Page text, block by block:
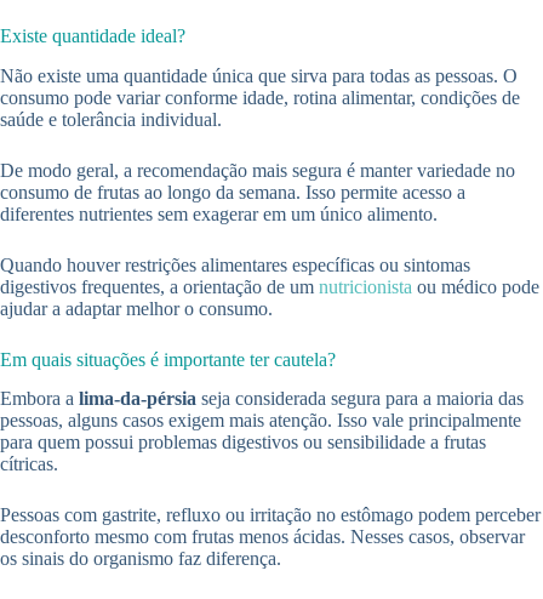
Existe quantidade ideal?
Não existe uma quantidade única que sirva para todas as pessoas. O
consumo pode variar conforme idade, rotina alimentar, condições de
saúde e tolerância individual.
De modo geral, a recomendação mais segura é manter variedade no
consumo de frutas ao longo da semana. Isso permite acesso a
diferentes nutrientes sem exagerar em um único alimento.
Quando houver restrições alimentares específicas ou sintomas
digestivos frequentes, a orientação de um nutricionista ou médico pode
ajudar a adaptar melhor o consumo.
Em quais situações é importante ter cautela?
Embora a lima-da-pérsia seja considerada segura para a maioria das
pessoas, alguns casos exigem mais atenção. Isso vale principalmente
para quem possui problemas digestivos ou sensibilidade a frutas
cítricas.
Pessoas com gastrite, refluxo ou irritação no estômago podem perceber
desconforto mesmo com frutas menos ácidas. Nesses casos, observar
os sinais do organismo faz diferença.